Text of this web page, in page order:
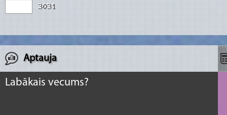
Aptauja
Labākais vecums?